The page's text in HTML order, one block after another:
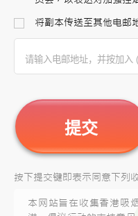
将副本传送至其他电邮
提交
按下提交键即表示同意下列
本网站旨在收集香港吸